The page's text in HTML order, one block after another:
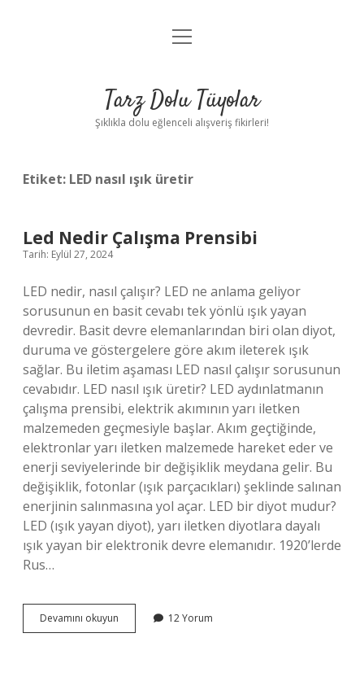
Anasayfa
Yasal Uyarı
menüyü
Tarz Dolu Tüyolar
Şıklıkla dolu eğlenceli alışveriş fikirleri!
Etiket: LED nasıl ışık üretir
Led Nedir Çalışma Prensibi
Tarih: Eylül 27, 2024
LED nedir, nasıl çalışır? LED ne anlama geliyor
sorusunun en basit cevabı tek yönlü ışık yayan
devredir. Basit devre elemanlarından biri olan diyot,
duruma ve göstergelere göre akım ileterek ışık
sağlar. Bu iletim aşaması LED nasıl çalışır sorusunun
cevabıdır. LED nasıl ışık üretir? LED aydınlatmanın
çalışma prensibi, elektrik akımının yarı iletken
malzemeden geçmesiyle başlar. Akım geçtiğinde,
elektronlar yarı iletken malzemede hareket eder ve
enerji seviyelerinde bir değişiklik meydana gelir. Bu
değişiklik, fotonlar (ışık parçacıkları) şeklinde salınan
enerjinin salınmasına yol açar. LED bir diyot mudur?
LED (ışık yayan diyot), yarı iletken diyotlara dayalı
ışık yayan bir elektronik devre elemanıdır. 1920’lerde
Rus…
Devamını okuyun
Nedir
12 Yorum